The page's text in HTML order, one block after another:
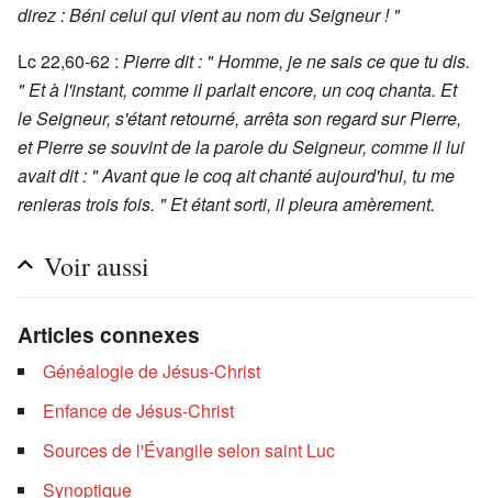
direz : Béni celui qui vient au nom du Seigneur ! "
Lc 22,60-62 : Pierre dit : " Homme, je ne sais ce que tu dis.
" Et à l'instant, comme il parlait encore, un coq chanta. Et
le Seigneur, s'étant retourné, arrêta son regard sur Pierre,
et Pierre se souvint de la parole du Seigneur, comme il lui
avait dit : " Avant que le coq ait chanté aujourd'hui, tu me
renieras trois fois. " Et étant sorti, il pleura amèrement.
Voir aussi
Articles connexes
Généalogie de Jésus-Christ
Enfance de Jésus-Christ
Sources de l'Évangile selon saint Luc
Synoptique